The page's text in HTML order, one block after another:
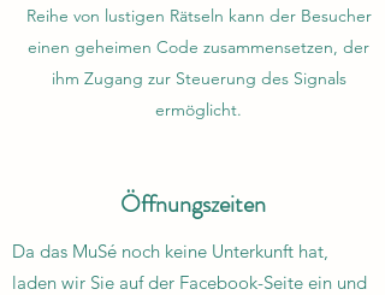
Reihe von lustigen Rätseln kann der Besucher
einen geheimen Code zusammensetzen, der
ihm Zugang zur Steuerung des Signals
ermöglicht.
Öffnungszeiten
Da das MuSé noch keine Unterkunft hat,
laden wir Sie auf der Facebook-Seite ein und